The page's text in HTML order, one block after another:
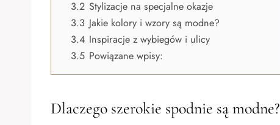
3.2 Stylizacje na specjalne okazje
3.3 Jakie kolory i wzory są modne?
3.4 Inspiracje z wybiegów i ulicy
3.5 Powiązane wpisy:
Dlaczego szerokie spodnie są modne?